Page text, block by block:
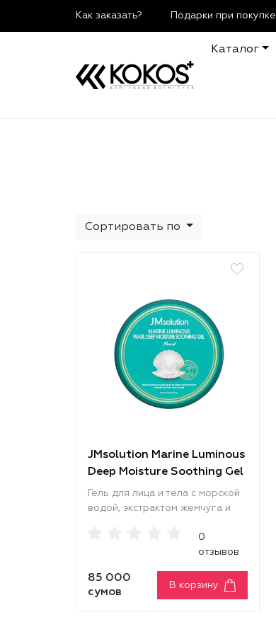
Как заказать? Подарки при покупке
Каталог
Сортировать по
JMsolution Marine Luminous
Deep Moisture Soothing Gel
Pearl
Гель для лица и тела с морской
водой, экстрактом жемчуга и
аминокислоты и коллаген,
укрепляют кожу. Морская вода
насыщает минералами, ускоряет
0
отзывов
85 000
сумов
В корзину